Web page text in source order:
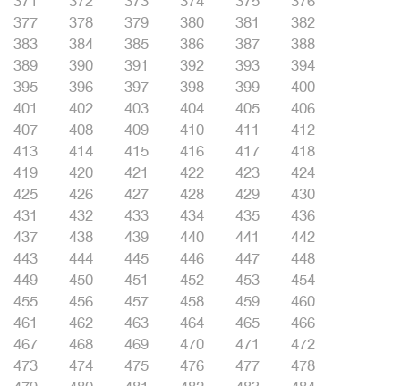
377
378 379 380 381
382
383
384 385 386 387
388
389
390 391 392 393
394
395
396 397 398 399
400
401
402 403 404 405
406
407
408 409 410 411
412
413
414 415 416 417
418
419
420 421 422 423
424
425
426 427 428 429
430
431
432 433 434 435
436
437
438 439 440 441
442
443
444 445 446 447
448
449
450 451 452 453
454
455
456 457 458 459
460
461
462 463 464 465
466
467
468 469 470 471
472
473
474 475 476 477
478